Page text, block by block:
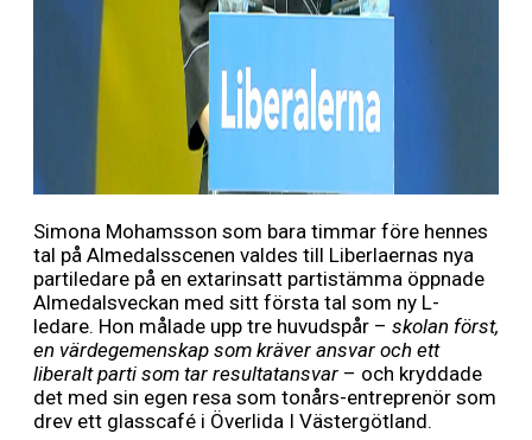
Simona Mohamsson som bara timmar före hennes
tal på Almedalsscenen valdes till Liberlaernas nya
partiledare på en extarinsatt partistämma öppnade
Almedals­veckan med sitt första tal som ny L-
ledare. Hon målade upp tre huvudspår – skolan först,
en värdegemenskap som kräver ansvar och ett
liberalt parti som tar resultat­ansvar – och kryddade
det med sin egen resa som tonårs-entreprenör som
drev ett glasscafé i Överlida I Västergötland.